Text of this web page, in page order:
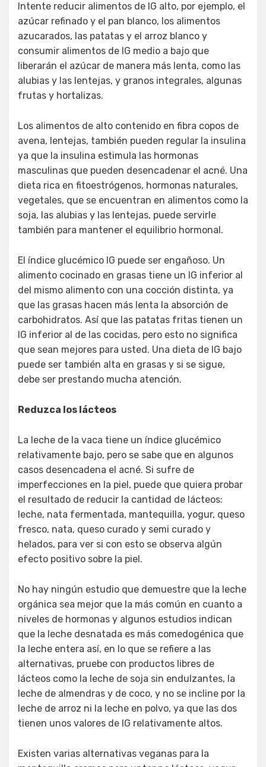
Intente reducir alimentos de IG alto, por ejemplo, el
azúcar refinado y el pan blanco, los alimentos
azucarados, las patatas y el arroz blanco y
consumir alimentos de IG medio a bajo que
liberarán el azúcar de manera más lenta, como las
alubias y las lentejas, y granos integrales, algunas
frutas y hortalizas.
Los alimentos de alto contenido en fibra copos de
avena, lentejas, también pueden regular la insulina
ya que la insulina estimula las hormonas
masculinas que pueden desencadenar el acné. Una
dieta rica en fitoestrógenos, hormonas naturales,
vegetales, que se encuentran en alimentos como la
soja, las alubias y las lentejas, puede servirle
también para mantener el equilibrio hormonal.
El índice glucémico IG puede ser engañoso. Un
alimento cocinado en grasas tiene un IG inferior al
del mismo alimento con una cocción distinta, ya
que las grasas hacen más lenta la absorción de
carbohidratos. Así que las patatas fritas tienen un
IG inferior al de las cocidas, pero esto no significa
que sean mejores para usted. Una dieta de IG bajo
puede ser también alta en grasas y si se sigue,
debe ser prestando mucha atención.
Reduzca los lácteos
La leche de la vaca tiene un índice glucémico
relativamente bajo, pero se sabe que en algunos
casos desencadena el acné. Si sufre de
imperfecciones en la piel, puede que quiera probar
el resultado de reducir la cantidad de lácteos:
leche, nata fermentada, mantequilla, yogur, queso
fresco, nata, queso curado y semi curado y
helados, para ver si con esto se observa algún
efecto positivo sobre la piel.
No hay ningún estudio que demuestre que la leche
orgánica sea mejor que la más común en cuanto a
niveles de hormonas y algunos estudios indican
que la leche desnatada es más comedogénica que
la leche entera así, en lo que se refiere a las
alternativas, pruebe con productos libres de
lácteos como la leche de soja sin endulzantes, la
leche de almendras y de coco, y no se incline por la
leche de arroz ni la leche en polvo, ya que las dos
tienen unos valores de IG relativamente altos.
Existen varias alternativas veganas para la